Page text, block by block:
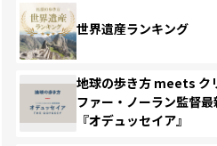
世界遺産ランキング
地球の歩き方 meets ク
ファー・ノーラン監督最
『オデュッセイア』